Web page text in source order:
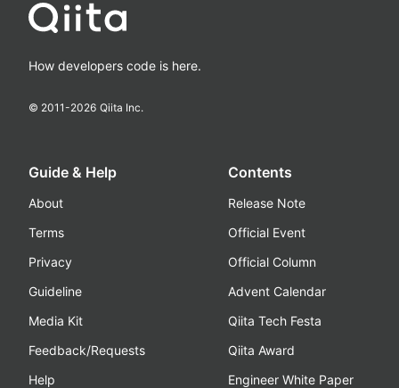
How developers code is here.
© 2011-2026 Qiita Inc.
Guide & Help
About
Terms
Privacy
Guideline
Media Kit
Feedback/Requests
Help
Contents
Release Note
Official Event
Official Column
Advent Calendar
Qiita Tech Festa
Qiita Award
Engineer White Paper